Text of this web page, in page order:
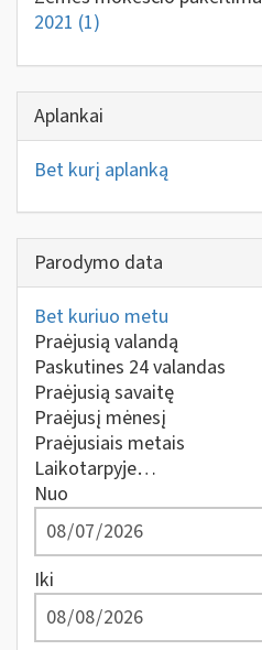
2021 (1)
Aplankai
Bet kurį aplanką
Parodymo data
Bet kuriuo metu
Praėjusią valandą
Paskutines 24 valandas
Praėjusią savaitę
Praėjusį mėnesį
Praėjusiais metais
Laikotarpyje…
Nuo
Iki